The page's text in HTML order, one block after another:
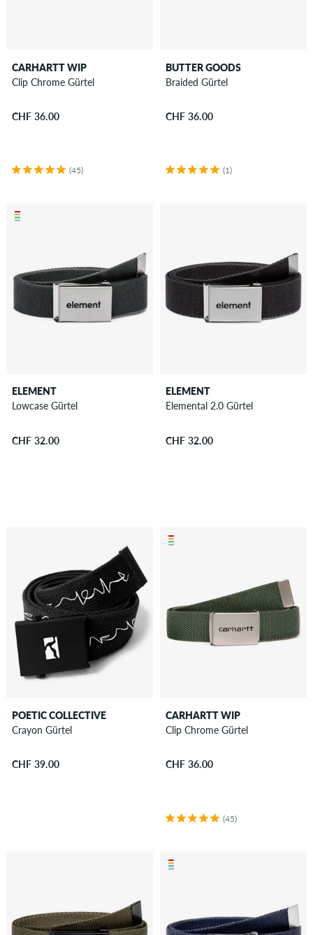
CARHARTT WIP
Clip Chrome Gürtel
CHF 36.00
(45)
BUTTER GOODS
Braided Gürtel
CHF 36.00
(1)
ELEMENT
Lowcase Gürtel
CHF 32.00
ELEMENT
Elemental 2.0 Gürtel
CHF 32.00
POETIC COLLECTIVE
Crayon Gürtel
CHF 39.00
CARHARTT WIP
Clip Chrome Gürtel
CHF 36.00
(45)